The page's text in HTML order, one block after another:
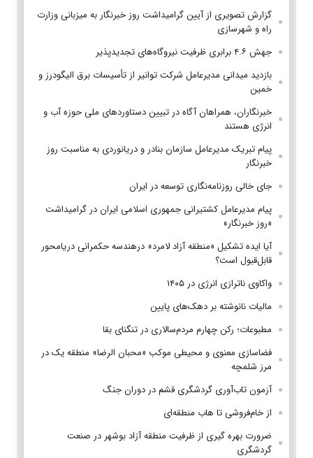
گزارش تصویری از آیین گرامیداشت روز خبرنگار به میزبانی وزارت
راه و شهرسازی
جهش ۴.۶ برابری ظرفیت نیروگاه‌های تجدیدپذیر
بازدید میدانی مدیرعامل شرکت توانیر از تأسیسات برق الیگودرز و
خمین
خبرنگاران، همراهان آگاه در تبیین دستاوردهای ملی حوزه آب و
انرژی هستند
پیام تبریک مدیرعامل سازمان بنادر و دریانوردی به مناسبت روز
خبرنگار
جای خالی روزنامه‌نگاری توسعه در ایران
پیام مدیرعامل کشتیرانی جمهوری اسلامی ایران در گرامیداشت
«روز خبرنگار»
آیا ایده تشکیل «منطقه آزاد لامرد» درهندسه حکمرانی دریامحور
قابل‌قبول است؟
واکاوی ناترازی انرژی در ۱۴۰۵
مالیات نانوشته بر دهک‌های پایین
مطبوعات؛ رکن چهارم مردم‌سالاری در تنگنای بقا
فضاسازی معنوی و محیطی موکب «محبان الرضا» منطقه یک در
مرز شلمچه
آزمون تاب‌آوری گردشگری قشم در دوران جنگ
از خام‌فروشی تا هاب منطقه‌ای
ضرورت بهره گیری از ظرفیت منطقه آزاد بوشهر در صنعت
گردشگری